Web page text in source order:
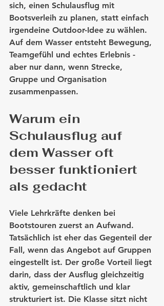
sich, einen Schulausflug mit
Bootsverleih zu planen, statt einfach
irgendeine Outdoor-Idee zu wählen.
Auf dem Wasser entsteht Bewegung,
Teamgefühl und echtes Erlebnis -
aber nur dann, wenn Strecke,
Gruppe und Organisation
zusammenpassen.
Warum ein
Schulausflug auf
dem Wasser oft
besser funktioniert
als gedacht
Viele Lehrkräfte denken bei
Bootstouren zuerst an Aufwand.
Tatsächlich ist eher das Gegenteil der
Fall, wenn das Angebot auf Gruppen
eingestellt ist. Der große Vorteil liegt
darin, dass der Ausflug gleichzeitig
aktiv, gemeinschaftlich und klar
strukturiert ist. Die Klasse sitzt nicht